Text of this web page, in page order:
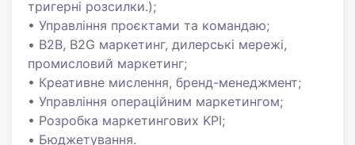
тригерні розсилки.);
• Управління проєктами та командаю;
• B2B, B2G маркетинг, дилерські мережі,
промисловий маркетинг;
• Креативне мислення, бренд-менеджмент;
• Управління операційним маркетингом;
• Розробка маркетингових KPI;
• Бюджетування.